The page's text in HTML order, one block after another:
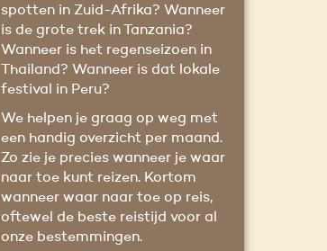
spotten in Zuid-Afrika? Wanneer
is de grote trek in Tanzania?
Wanneer is het regenseizoen in
Thailand? Wanneer is dat lokale
festival in Peru?
We helpen je graag op weg met
een handig overzicht per maand.
Zo zie je precies wanneer je waar
naar toe kunt reizen. Kortom
wanneer waar naar toe op reis,
oftewel de beste reistijd voor al
onze bestemmingen.